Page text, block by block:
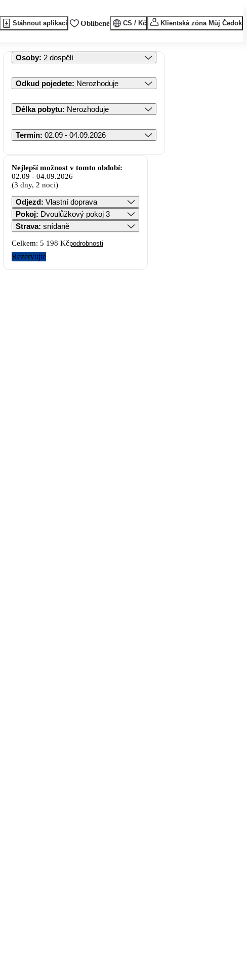
Stáhnout aplikaci Oblíbené CS / Kč Klientská zóna Můj Čedok
Osoby: 2 dospělí
Odkud pojedete: Nerozhoduje
Délka pobytu: Nerozhoduje
Termín: 02.09 - 04.09.2026
Nejlepší možnost v tomto období:
02.09 - 04.09.2026
(3 dny, 2 noci)
Odjezd: Vlastní doprava
Pokoj: Dvoulůžkový pokoj 3
Strava: snídaně
Celkem: 5 198 Kčpodrobnosti
Rezervujte